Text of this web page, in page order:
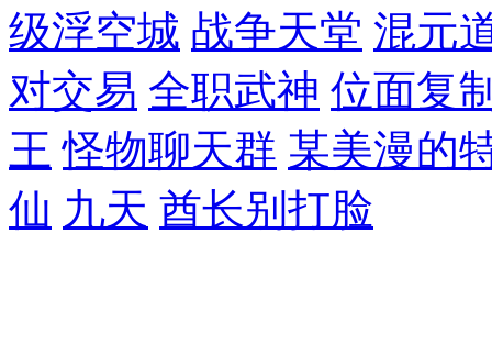
级浮空城 战争天堂 混元
对交易 全职武神 位面复
王 怪物聊天群 某美漫的
仙 九天 酋长别打脸